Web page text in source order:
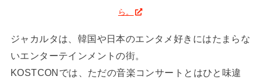
ら。
ジャカルタは、韓国や日本のエンタメ好きにはたまらな
いエンターテインメントの街。
KOSTCONでは、ただの音楽コンサートとはひと味違